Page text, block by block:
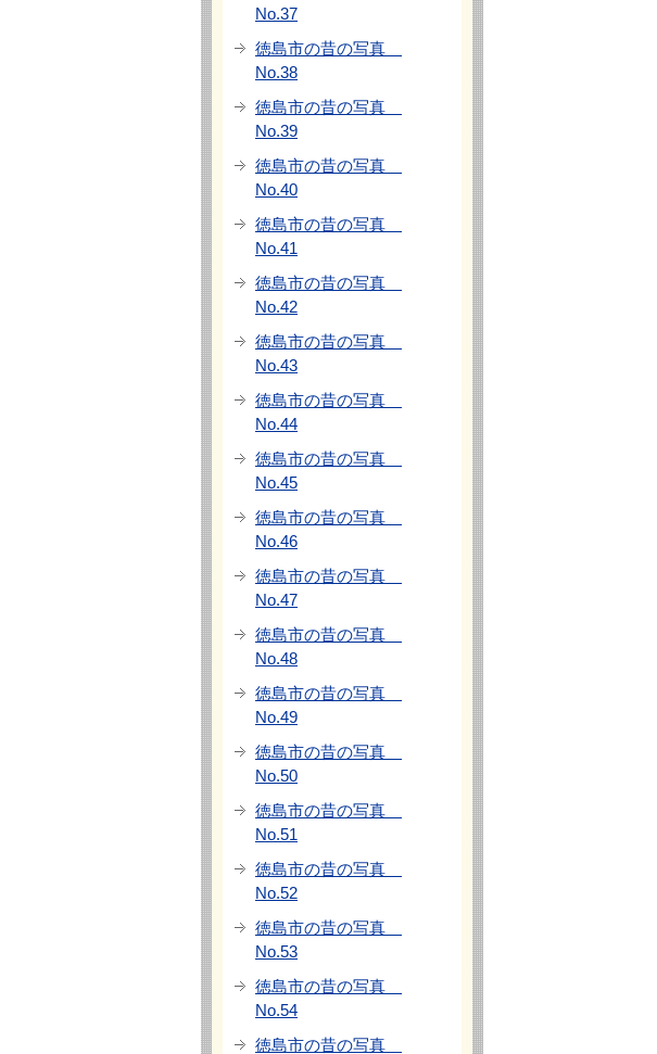
No.37
徳島市の昔の写真
No.38
徳島市の昔の写真
No.39
徳島市の昔の写真
No.40
徳島市の昔の写真
No.41
徳島市の昔の写真
No.42
徳島市の昔の写真
No.43
徳島市の昔の写真
No.44
徳島市の昔の写真
No.45
徳島市の昔の写真
No.46
徳島市の昔の写真
No.47
徳島市の昔の写真
No.48
徳島市の昔の写真
No.49
徳島市の昔の写真
No.50
徳島市の昔の写真
No.51
徳島市の昔の写真
No.52
徳島市の昔の写真
No.53
徳島市の昔の写真
No.54
徳島市の昔の写真